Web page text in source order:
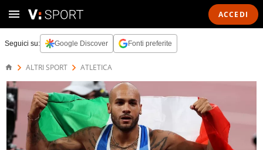
ACCEDI
Seguici su: Google Discover Fonti preferite
ALTRI SPORT ATLETICA